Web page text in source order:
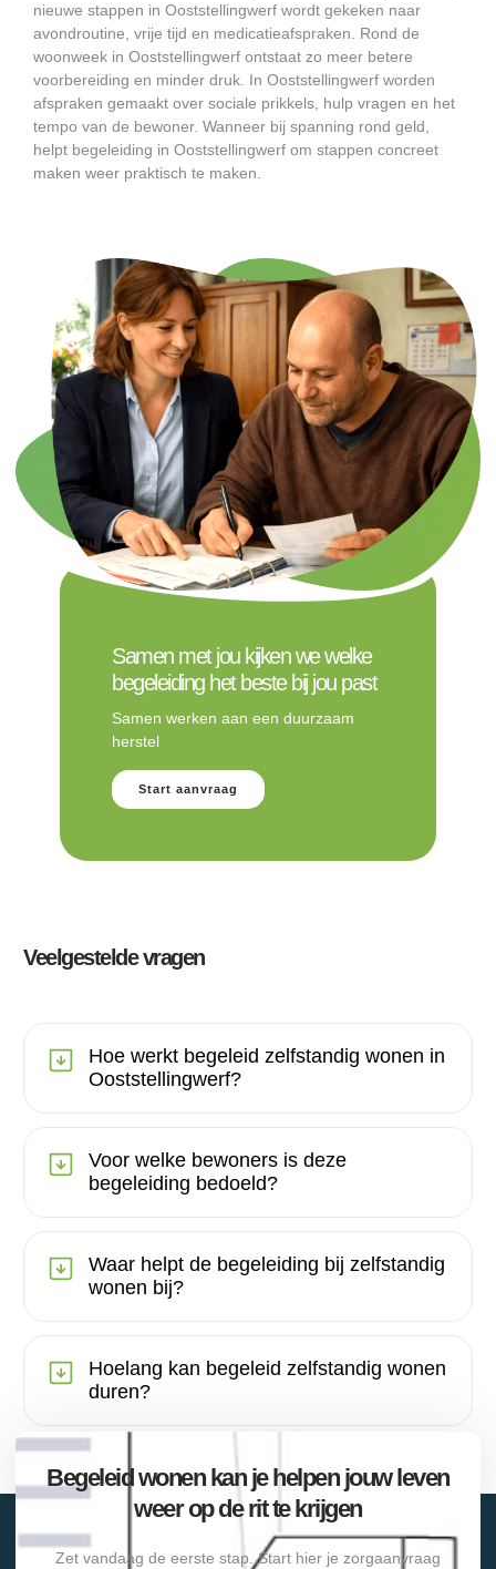
nieuwe stappen in Ooststellingwerf wordt gekeken naar
avondroutine, vrije tijd en medicatieafspraken. Rond de
woonweek in Ooststellingwerf ontstaat zo meer betere
voorbereiding en minder druk. In Ooststellingwerf worden
afspraken gemaakt over sociale prikkels, hulp vragen en het
tempo van de bewoner. Wanneer bij spanning rond geld,
helpt begeleiding in Ooststellingwerf om stappen concreet
maken weer praktisch te maken.
Samen met jou kijken we welke
begeleiding het beste bij jou past
Samen werken aan een duurzaam
herstel
Start aanvraag
Veelgestelde vragen
Hoe werkt begeleid zelfstandig wonen in
Ooststellingwerf?
Voor welke bewoners is deze
begeleiding bedoeld?
Waar helpt de begeleiding bij zelfstandig
wonen bij?
Hoelang kan begeleid zelfstandig wonen
duren?
Begeleid wonen kan je helpen jouw leven
weer op de rit te krijgen
Zet vandaag de eerste stap. Start hier je zorgaanvraag